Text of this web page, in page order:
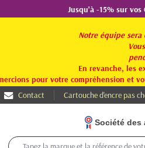
Jusqu'à -15% sur
Notre équipe sera
Vous
En revanche, les
pour votre compréhension et
Contact Cartouche d'encre pas
Société des